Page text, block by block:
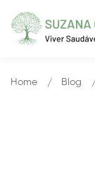
Home Blog